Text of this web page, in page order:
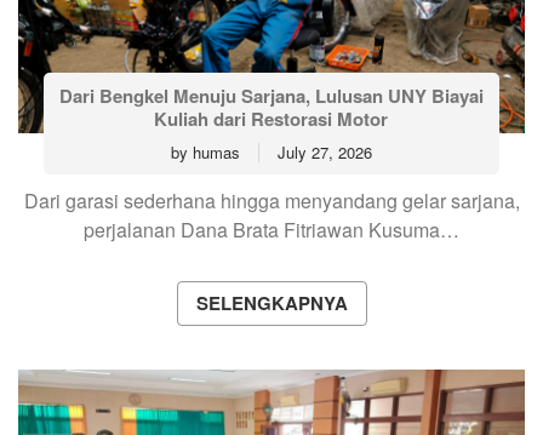
Dari Bengkel Menuju Sarjana, Lulusan UNY Biayai
Kuliah dari Restorasi Motor
by humas July 27, 2026
Dari garasi sederhana hingga menyandang gelar sarjana,
perjalanan Dana Brata Fitriawan Kusuma…
SELENGKAPNYA